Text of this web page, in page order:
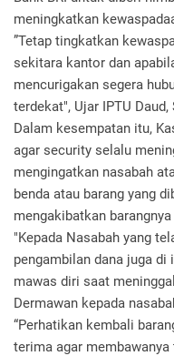
meningkatkan
”Tetap tingkatkan
sekitara kantor dan
mencurigakan segera
terdekat", Ujar IPTU Daud,
Dalam kesempatan itu,
agar security selalu
mengingatkan nasabah
benda atau barang yang
mengakibatkan
"Kepada Nasabah yang
pengambilan dana juga
mawas diri saat
Dermawan kepada
“Perhatikan kembali
terima agar